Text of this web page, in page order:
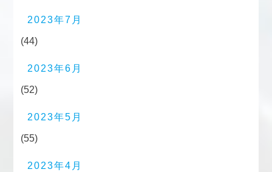
2023年7月
(44)
2023年6月
(52)
2023年5月
(55)
2023年4月